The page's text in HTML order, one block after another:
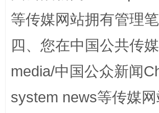
等传媒网站拥有管理
四、您在中国公共传
media/中国公众新闻
system news等传媒